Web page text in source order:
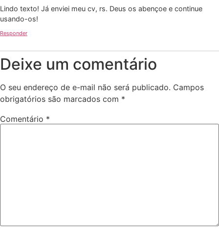
Lindo texto! Já enviei meu cv, rs. Deus os abençoe e continue
usando-os!
Responder
Deixe um comentário
O seu endereço de e-mail não será publicado. Campos
obrigatórios são marcados com *
Comentário *